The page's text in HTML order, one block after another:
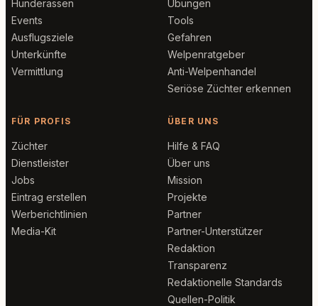
Hunderassen
Events
Ausflugsziele
Unterkünfte
Vermittlung
Übungen
Tools
Gefahren
Welpenratgeber
Anti-Welpenhandel
Seriöse Züchter erkennen
FÜR PROFIS
Züchter
Dienstleister
Jobs
Eintrag erstellen
Werberichtlinien
Media-Kit
ÜBER UNS
Hilfe & FAQ
Über uns
Mission
Projekte
Partner
Partner-Unterstützer
Redaktion
Transparenz
Redaktionelle Standards
Quellen-Politik